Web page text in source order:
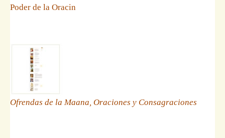
Poder de la Oracin
Ofrendas de la Maana, Oraciones y Consagraciones